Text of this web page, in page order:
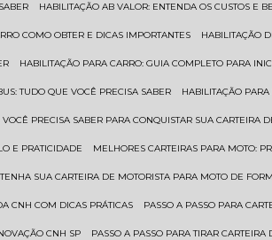
HABILITAÇÃO AB VALOR: ENTENDA OS CUSTOS E
COMO OBTER E DICAS IMPORTANTES HABILITAÇÃO
HABILITAÇÃO PARA CARRO: GUIA COMPLETO PARA
TUDO QUE VOCÊ PRECISA SABER HABILITAÇÃO
VOCÊ PRECISA SABER PARA CONQUISTAR SUA CARTEIRA
E PRATICIDADE MELHORES CARTEIRAS PARA MOTO:
SUA CARTEIRA DE MOTORISTA PARA MOTO DE
CNH COM DICAS PRÁTICAS PASSO A PASSO PARA
CNH SP PASSO A PASSO PARA TIRAR